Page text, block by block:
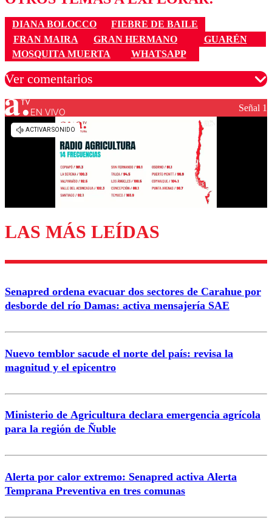
DIANA BOLOCCO
FIEBRE DE BAILE
FRAN MAIRA
GRAN HERMANO
GUARÉN
MOSQUITA MUERTA
WHATSAPP
Ver comentarios
Los comentarios son moderados para garantizar un
Enviar comentario
EN VIVO Señal 1
LAS MÁS LEÍDAS
Senapred ordena evacuar dos sectores de Carahue por
desborde del río Damas: activa mensajería SAE
Nuevo temblor sacude el norte del país: revisa la
magnitud y el epicentro
Ministerio de Agricultura declara emergencia agrícola
para la región de Ñuble
Alerta por calor extremo: Senapred activa Alerta
Temprana Preventiva en tres comunas